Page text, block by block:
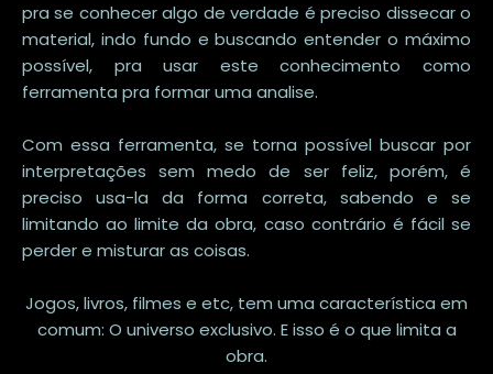
pra se conhecer algo de verdade é preciso dissecar o
material, indo fundo e buscando entender o máximo
possível, pra usar este conhecimento como
ferramenta pra formar uma analise.
Com essa ferramenta, se torna possível buscar por
interpretações sem medo de ser feliz, porém, é
preciso usa-la da forma correta, sabendo e se
limitando ao limite da obra, caso contrário é fácil se
perder e misturar as coisas.
Jogos, livros, filmes e etc, tem uma característica em
comum: O universo exclusivo. E isso é o que limita a
obra.